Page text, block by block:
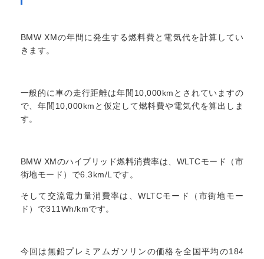
BMW XMの年間に発生する燃料費と電気代を計算してい
きます。
一般的に車の走行距離は年間10,000kmとされていますの
で、年間10,000kmと仮定して燃料費や電気代を算出しま
す。
BMW XMのハイブリッド燃料消費率は、WLTCモード（市
街地モード）で6.3km/Lです。
そして交流電力量消費率は、WLTCモード（市街地モー
ド）で311Wh/kmです。
今回は無鉛プレミアムガソリンの価格を全国平均の184